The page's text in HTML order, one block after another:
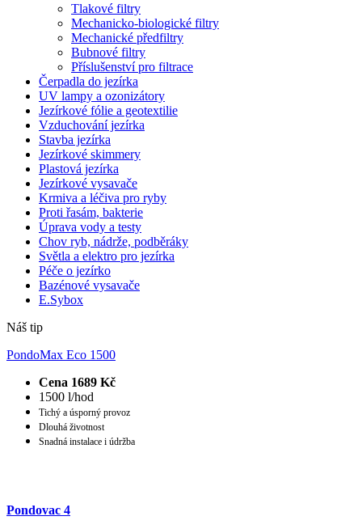
Tlakové filtry
Mechanicko-biologické filtry
Mechanické předfiltry
Bubnové filtry
Příslušenství pro filtrace
Čerpadla do jezírka
UV lampy a ozonizátory
Jezírkové fólie a geotextilie
Vzduchování jezírka
Stavba jezírka
Jezírkové skimmery
Plastová jezírka
Jezírkové vysavače
Krmiva a léčiva pro ryby
Proti řasám, bakterie
Úprava vody a testy
Chov ryb, nádrže, podběráky
Světla a elektro pro jezírka
Péče o jezírko
Bazénové vysavače
E.Sybox
Náš tip
PondoMax Eco 1500
Cena 1689 Kč
1500 l/hod
Tichý a úsporný provoz
Dlouhá životnost
Snadná instalace i údržba
Pondovac 4